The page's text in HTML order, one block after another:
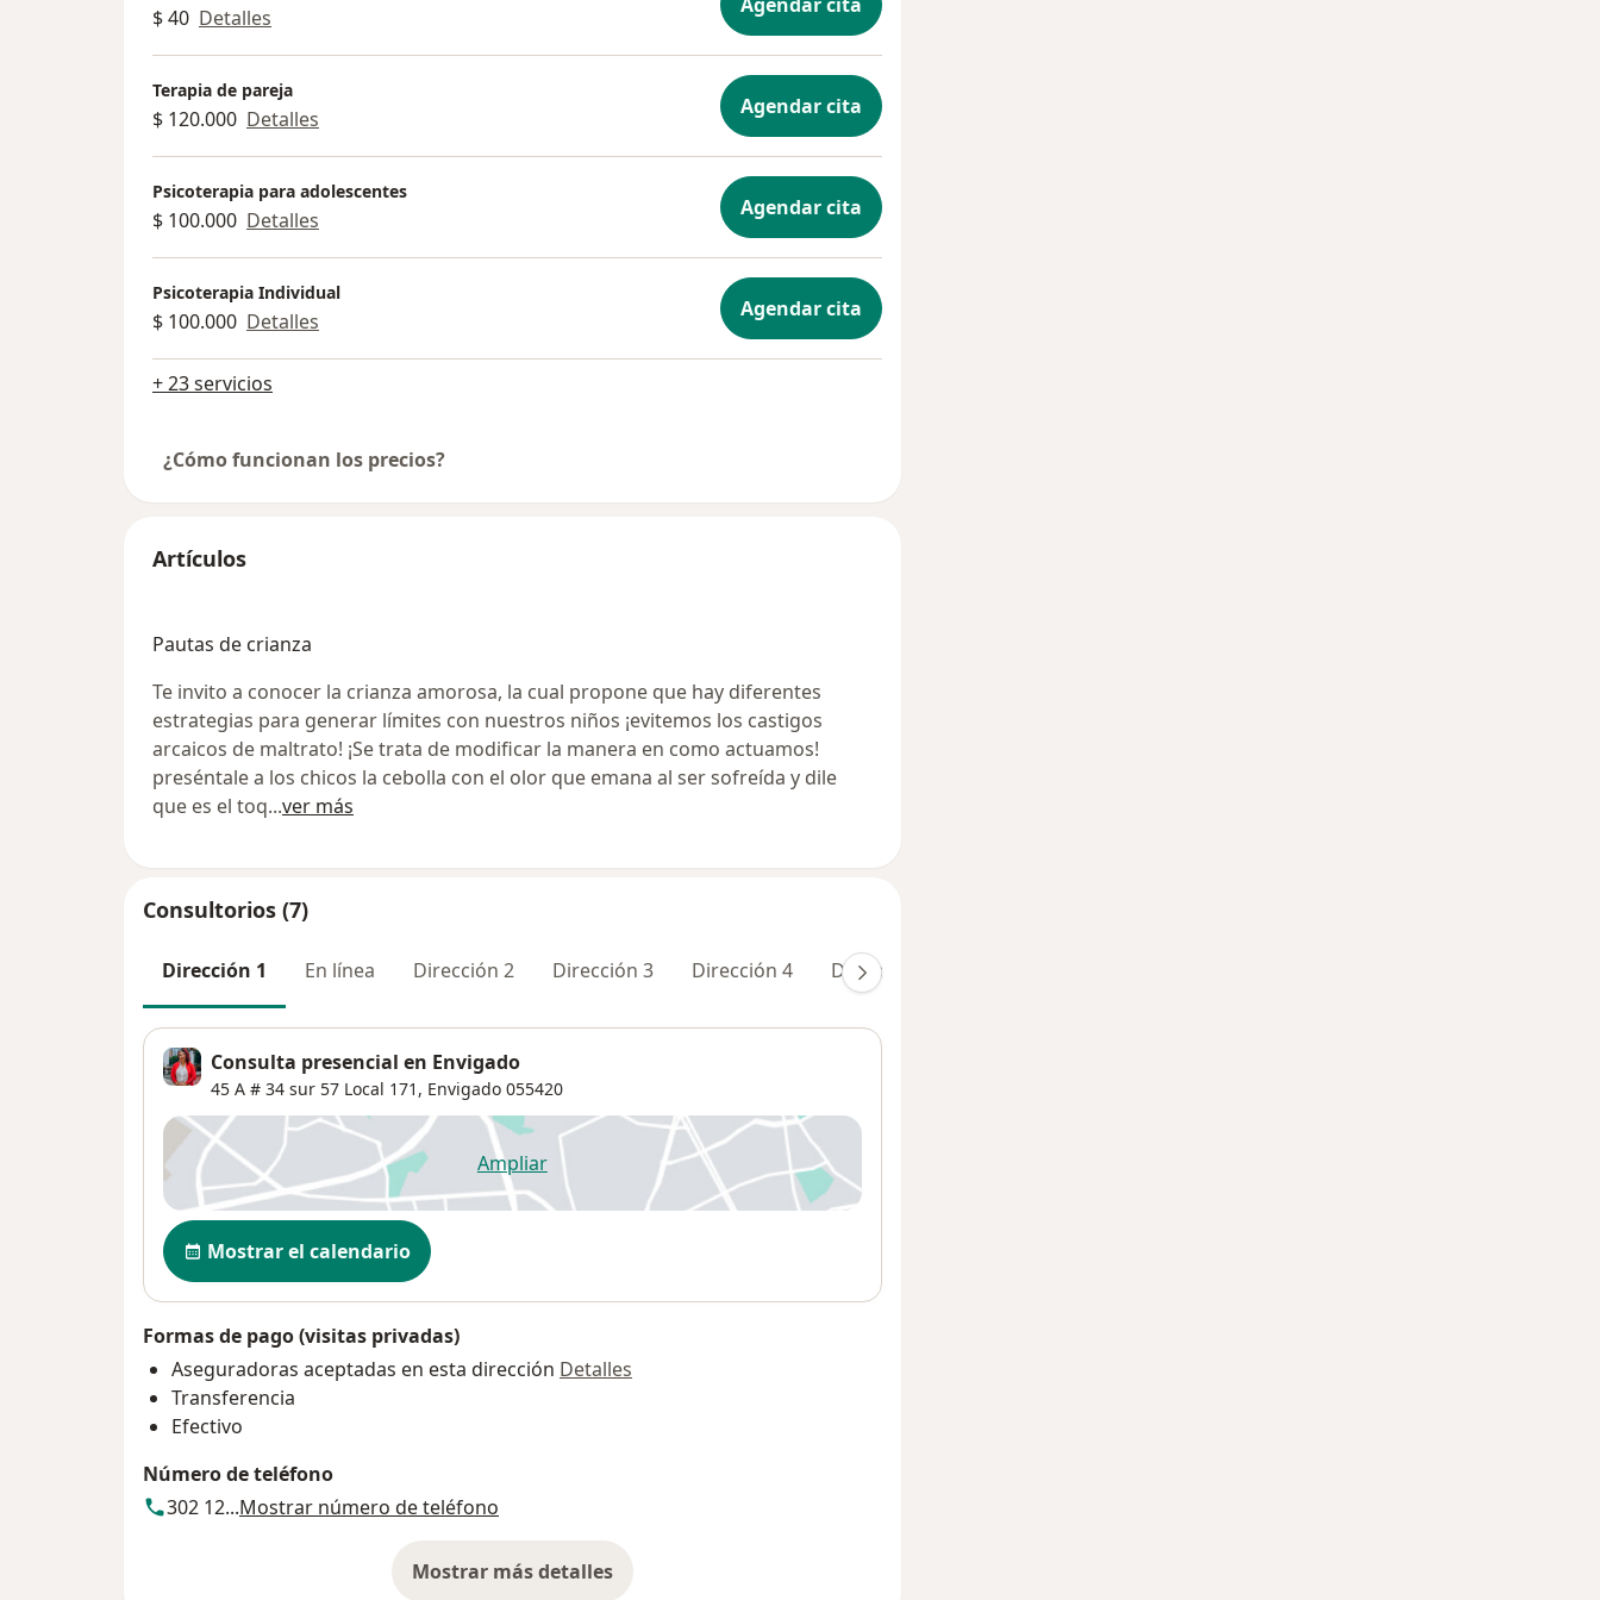
extranjero.
$ 40 Detalles Agendar cita
Terapia de pareja
$ 120.000 Detalles Agendar cita
Psicoterapia para adolescentes
$ 100.000 Detalles Agendar cita
Psicoterapia Individual
$ 100.000 Detalles Agendar cita
+ 23 servicios
¿Cómo funcionan los precios?
Artículos
Pautas de crianza
Te invito a conocer la crianza amorosa, la cual propone que hay diferentes
estrategias para generar límites con nuestros niños ¡evitemos los castigos
arcaicos de maltrato! ¡Se trata de modificar la manera en como actuamos!
preséntale a los chicos la cebolla con el olor que emana al ser sofreída y dile
que es el toq...ver más
Consultorios (7)
Dirección 1 En línea Dirección 2 Dirección 3 Dirección 4 Dirección 5
Consulta presencial en Envigado
45 A # 34 sur 57 Local 171, Envigado 055420
Ampliarse abre en una nueva pestaña
Disponibilidad
Mostrar el calendario
Formas de pago (visitas privadas)
Aseguradoras aceptadas en esta dirección Detalles
Transferencia
Efectivo
Número de teléfono
302 12...Mostrar número de teléfono
Mostrar más detalles
sobre la dirección